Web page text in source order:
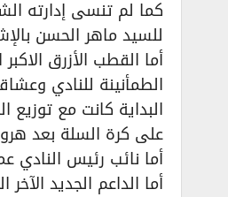
كما لم تنسى إدارته
للسيد ماهر الحسن
أما القطب الأزرق
الطمأنينة للنادي
البداية كانت مع
على كرة السلة بعد
أما نائب رئيس النادي
أما الداعم الجديد